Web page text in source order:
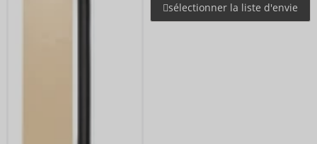
sélectionner la liste d'envie